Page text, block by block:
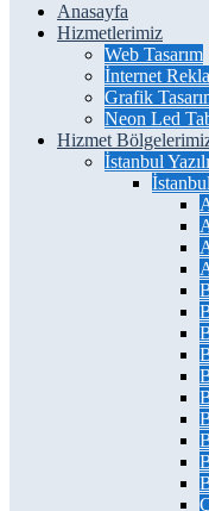
Anasayfa
Hizmetlerimiz
Web Tasarım
İnternet
Grafik
Neon Led
Hizmet
İstanbul